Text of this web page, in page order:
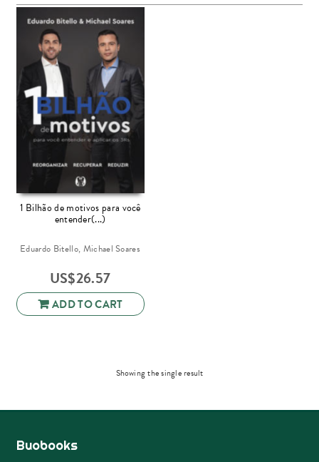
1 Bilhão de motivos para você
entender(...)
Eduardo Bitello, Michael Soares
US$26.57
ADD TO CART
Showing the single result
Buobooks